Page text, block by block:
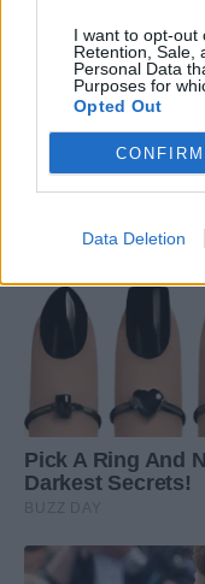
I want to opt-out
Retention, Sale,
Personal Data
Purposes for
Opted Out
CONFIRM
Data Deletion